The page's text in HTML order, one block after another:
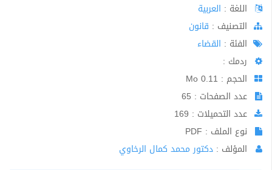
اللغة : العربية
اﻟﺘﺼﻨﻴﻒ : قانون
الفئة : القضاء
ردمك :
الحجم : 0.11 Mo
عدد الصفحات : 65
عدد التحميلات : 169
نوع الملف : PDF
المؤلف : دكتور محمد كمال الرخاوي